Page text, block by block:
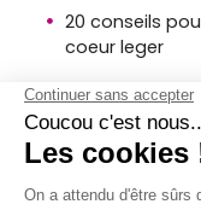
20 conseils
coeur leger
destination
decouvertes
working holiday